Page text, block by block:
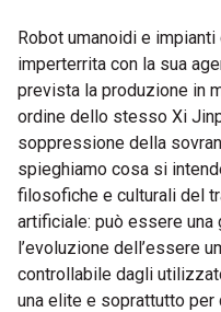
Robot umanoidi e impianti
imperterrita con la sua
prevista la produzione in
ordine dello stesso Xi
soppressione della
spieghiamo cosa si
filosofiche e culturali del
artificiale: può essere una
l’evoluzione dell’essere
controllabile dagli
una elite e soprattutto